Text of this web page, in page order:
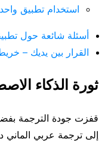
استخدام تطبيق
أسئلة شائعة حول
القرار بين يديك –
ثورة الذكاء
قفزت جودة الترجمة
إلى ترجمة عربي الماني